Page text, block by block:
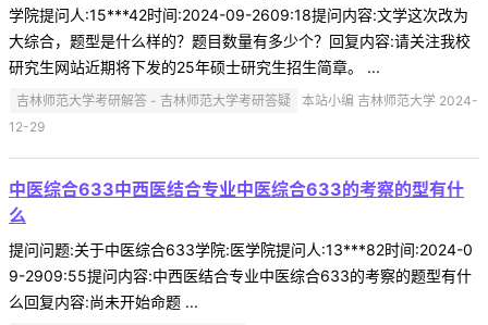
学院提问人:15***42时间:2024-09-2609:18提问内容:文学这次改为
大综合，题型是什么样的？题目数量有多少个？回复内容:请关注我校
研究生网站近期将下发的25年硕士研究生招生简章。 ...
吉林师范大学考研解答 - 吉林师范大学考研答疑
本站小编 吉林师范大学 2024-
12-29
中医综合633中西医结合专业中医综合633的考察的型有什
么
提问问题:关于中医综合633学院:医学院提问人:13***82时间:2024-0
9-2909:55提问内容:中西医结合专业中医综合633的考察的题型有什
么回复内容:尚未开始命题 ...